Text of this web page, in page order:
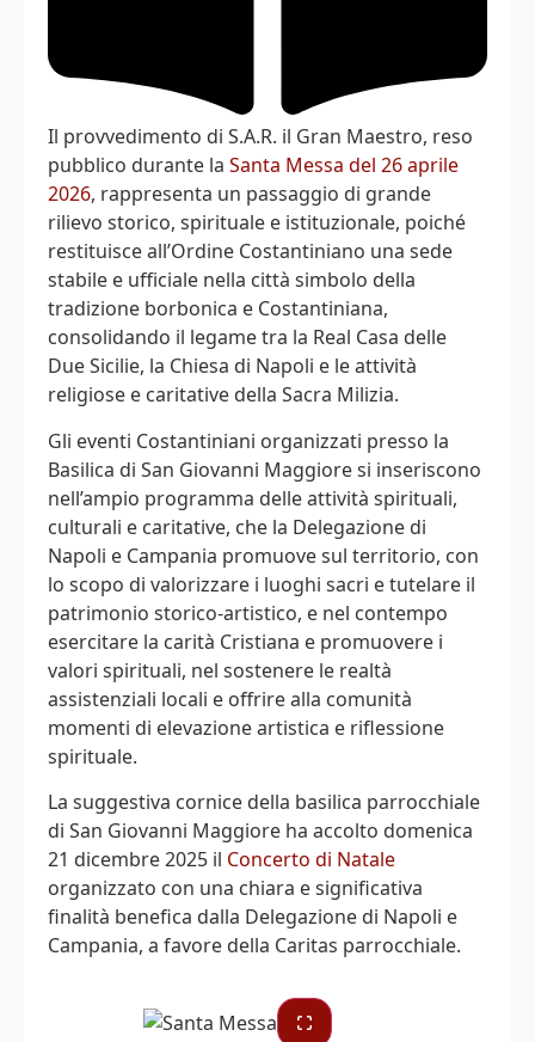
Il provvedimento di S.A.R. il Gran Maestro, reso
pubblico durante la Santa Messa del 26 aprile
2026, rappresenta un passaggio di grande
rilievo storico, spirituale e istituzionale, poiché
restituisce all’Ordine Costantiniano una sede
stabile e ufficiale nella città simbolo della
tradizione borbonica e Costantiniana,
consolidando il legame tra la Real Casa delle
Due Sicilie, la Chiesa di Napoli e le attività
religiose e caritative della Sacra Milizia.
Gli eventi Costantiniani organizzati presso la
Basilica di San Giovanni Maggiore si inseriscono
nell’ampio programma delle attività spirituali,
culturali e caritative, che la Delegazione di
Napoli e Campania promuove sul territorio, con
lo scopo di valorizzare i luoghi sacri e tutelare il
patrimonio storico-artistico, e nel contempo
esercitare la carità Cristiana e promuovere i
valori spirituali, nel sostenere le realtà
assistenziali locali e offrire alla comunità
momenti di elevazione artistica e riflessione
spirituale.
La suggestiva cornice della basilica parrocchiale
di San Giovanni Maggiore ha accolto domenica
21 dicembre 2025 il Concerto di Natale
organizzato con una chiara e significativa
finalità benefica dalla Delegazione di Napoli e
Campania, a favore della Caritas parrocchiale.